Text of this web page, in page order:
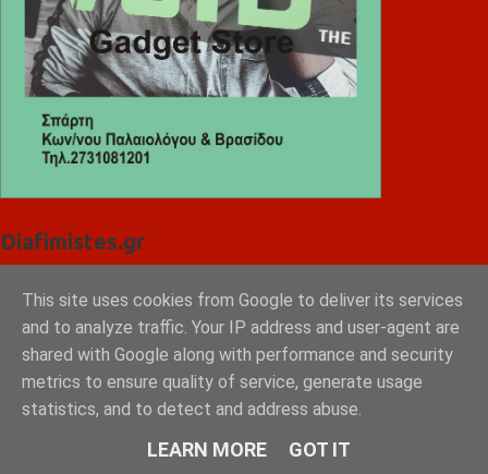
Diafimistes.gr
This site uses cookies from Google to deliver its services
and to analyze traffic. Your IP address and user-agent are
shared with Google along with performance and security
metrics to ensure quality of service, generate usage
statistics, and to detect and address abuse.
LEARN MORE GOT IT